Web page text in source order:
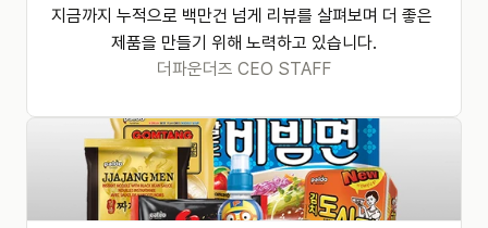
지금까지 누적으로 백만건 넘게 리뷰를 살펴보며 더 좋은
제품을 만들기 위해 노력하고 있습니다.
더파운더즈 CEO STAFF